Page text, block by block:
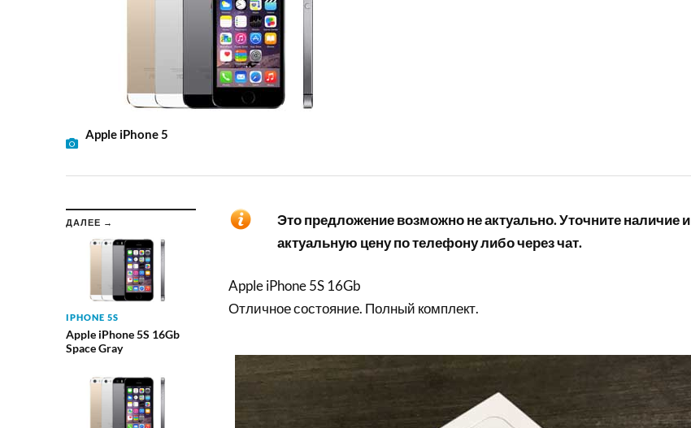
Apple iPhone 5
ДАЛЕЕ →
IPHONE 5S
Apple iPhone 5S 16Gb
Space Gray
Это предложение возможно не актуально. Уточните наличие и
актуальную цену по телефону либо через чат.
Apple iPhone 5S 16Gb
Отличное состояние. Полный комплект.